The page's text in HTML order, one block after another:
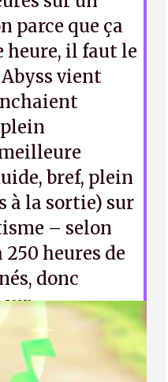
parce que ça
heure, il faut le
vient
bref, plein
à la sortie) sur
– selon
heures de
donc